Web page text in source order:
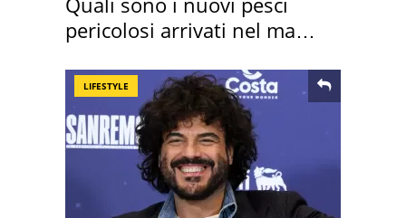
pericolosi arrivati nel mar
LIFESTYLE